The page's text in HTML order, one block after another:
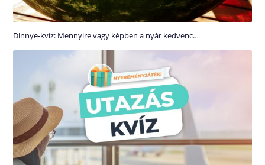
Dinnye-kvíz: Mennyire vagy képben a nyár kedvenc…